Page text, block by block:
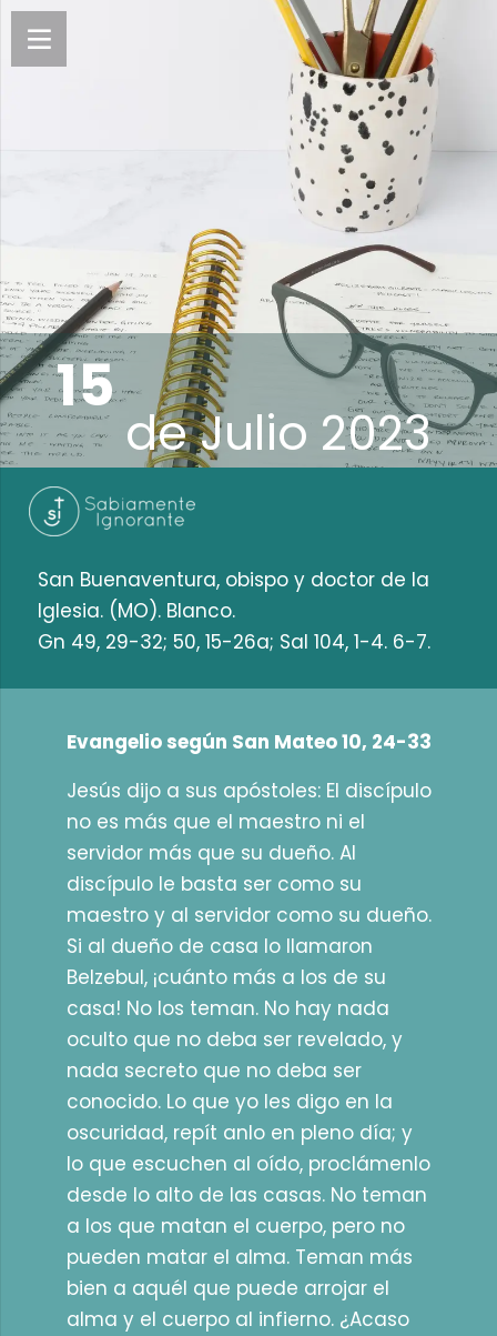
15
deJulio 2023
San Buenaventura, obispo y doctor de la
Iglesia. (MO). Blanco.
Gn 49, 29-32; 50, 15-26a; Sal 104, 1-4. 6-7.
Evangelio según San Mateo 10, 24-33
Jesús dijo a sus apóstoles: El discípulo
no es más que el maestro ni el
servidor más que su dueño. Al
discípulo le basta ser como su
maestro y al servidor como su dueño.
Si al dueño de casa lo llamaron
Belzebul, ¡cuánto más a los de su
casa! No los teman. No hay nada
oculto que no deba ser revelado, y
nada secreto que no deba ser
conocido. Lo que yo les digo en la
oscuridad, repít anlo en pleno día; y
lo que escuchen al oído, proclámenlo
desde lo alto de las casas. No teman
a los que matan el cuerpo, pero no
pueden matar el alma. Teman más
bien a aquél que puede arrojar el
alma y el cuerpo al infierno. ¿Acaso